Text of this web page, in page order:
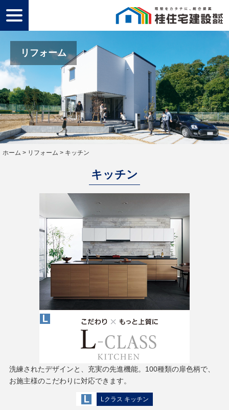
content
toggle
navigation
リフォーム
ホーム > リフォーム > キッチン
キッチン
洗練されたデザインと、充実の先進機能。100種類の扉色柄で、
お施主様のこだわりに対応できます。
Lクラス キッチン